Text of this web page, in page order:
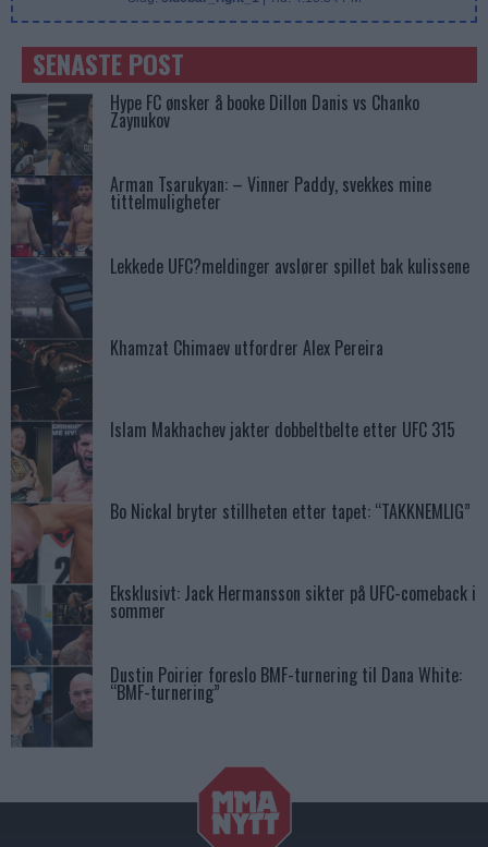
SENASTE POST
Hype FC ønsker å booke Dillon Danis vs Chanko
Zaynukov
Arman Tsarukyan: – Vinner Paddy, svekkes mine
tittelmuligheter
Lekkede UFC?meldinger avslører spillet bak kulissene
Khamzat Chimaev utfordrer Alex Pereira
Islam Makhachev jakter dobbeltbelte etter UFC 315
Bo Nickal bryter stillheten etter tapet: “TAKKNEMLIG”
Eksklusivt: Jack Hermansson sikter på UFC-comeback i
sommer
Dustin Poirier foreslo BMF-turnering til Dana White:
“BMF-turnering”